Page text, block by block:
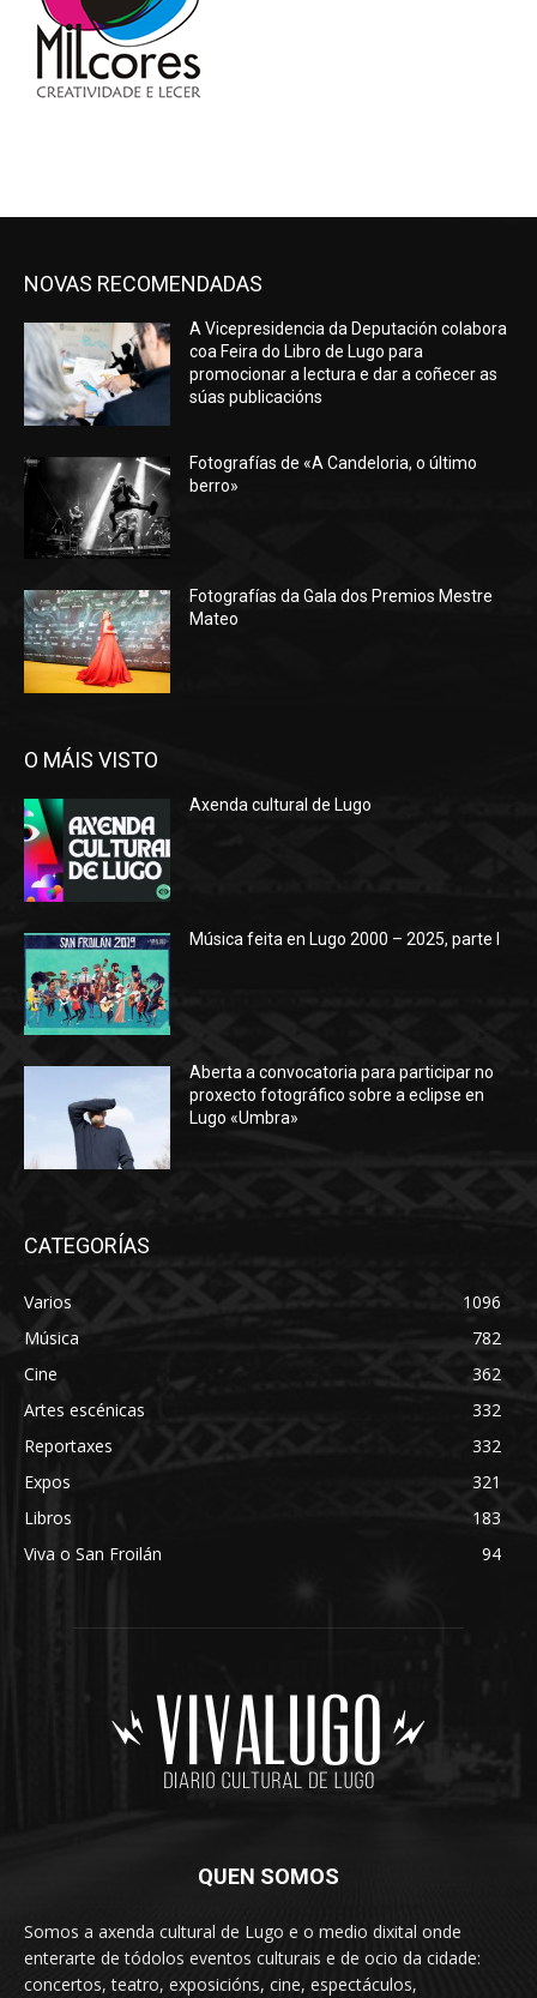
NOVAS RECOMENDADAS
A Vicepresidencia da Deputación colabora
coa Feira do Libro de Lugo para
promocionar a lectura e dar a coñecer as
súas publicacións
Fotografías de «A Candeloria, o último
berro»
Fotografías da Gala dos Premios Mestre
Mateo
O MÁIS VISTO
Axenda cultural de Lugo
Música feita en Lugo 2000 – 2025, parte I
Aberta a convocatoria para participar no
proxecto fotográfico sobre a eclipse en
Lugo «Umbra»
CATEGORÍAS
Varios
1096
Música
782
Cine
362
Artes escénicas
332
Reportaxes
332
Expos
321
Libros
183
Viva o San Froilán
94
QUEN SOMOS
Somos a axenda cultural de Lugo e o medio dixital onde
enterarte de tódolos eventos culturais e de ocio da cidade:
concertos, teatro, exposicións, cine, espectáculos,